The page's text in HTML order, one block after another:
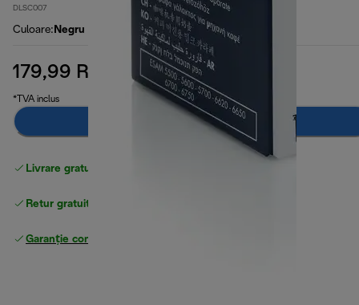
DLSC007
Culoare: Negru
179,99 RON 199,99 RONpreț inițial 199,99 RON
(-10 %)
*TVA inclus
Adaugă în coș
Livrare gratuită standard
Retur gratuit
Garanție completă